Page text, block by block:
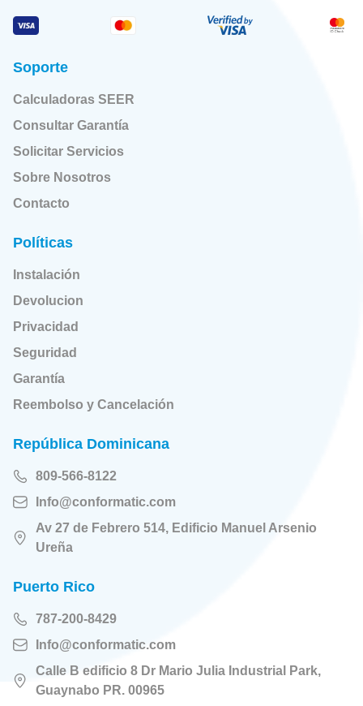
Soporte
Calculadoras SEER
Consultar Garantía
Solicitar Servicios
Sobre Nosotros
Contacto
Políticas
Instalación
Devolucion
Privacidad
Seguridad
Garantía
Reembolso y Cancelación
República Dominicana
809-566-8122
Info@conformatic.com
Av 27 de Febrero 514, Edificio Manuel Arsenio
Ureña
Puerto Rico
787-200-8429
Info@conformatic.com
Calle B edificio 8 Dr Mario Julia Industrial Park,
Guaynabo PR. 00965